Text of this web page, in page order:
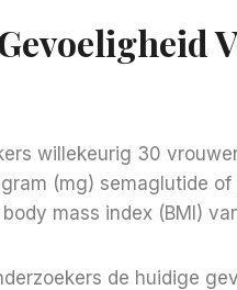
willekeurig 30
(mg) semaglutide
mass index (BMI)
de huidige